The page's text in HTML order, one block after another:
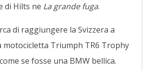
di Hilts ne La grande fuga.
di raggiungere la Svizzera a
motocicletta Triumph TR6 Trophy
se fosse una BMW bellica.